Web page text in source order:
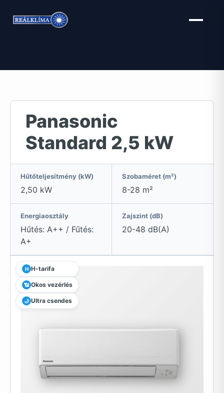
Panasonic
Standard 2,5 kW
Hűtőteljesítmény (kW)
2,50 kW
Szobaméret (m²)
8-28 m²
Energiaosztály
Hűtés: A++ / Fűtés:
A+
Zajszint (dB)
20-48 dB(A)
H H-tarifa
📶 Okos vezérlés
🌙 Ultra csendes